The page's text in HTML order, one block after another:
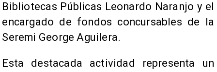
Bibliotecas Públicas Leonardo Naranjo y el
encargado de fondos concursables de la
Seremi George Aguilera.
Esta destacada actividad representa un